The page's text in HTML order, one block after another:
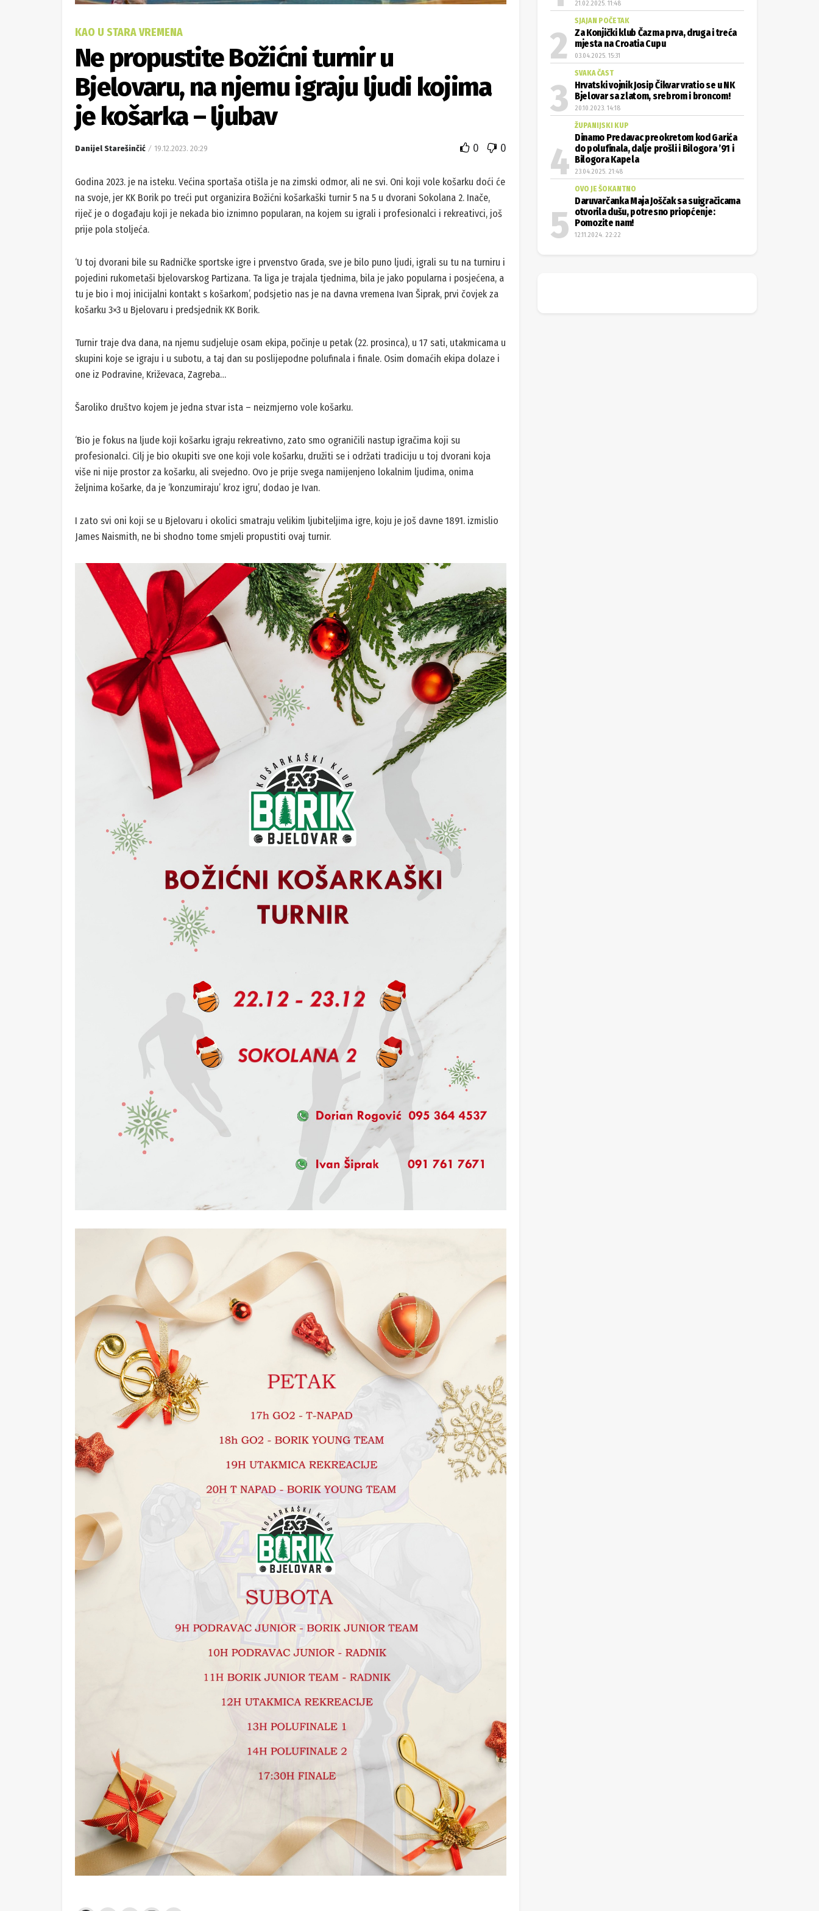
KAO U STARA VREMENA
Ne propustite Božićni turnir u
Bjelovaru, na njemu igraju ljudi kojima
je košarka – ljubav
Danijel Starešinčić 19.12.2023. 20:29 0 0
Godina 2023. je na isteku. Većina sportaša otišla je na zimski odmor, ali ne svi. Oni koji vole košarku doći će
na svoje, jer KK Borik po treći put organizira Božićni košarkaški turnir 5 na 5 u dvorani Sokolana 2. Inače,
riječ je o događaju koji je nekada bio iznimno popularan, na kojem su igrali i profesionalci i rekreativci, još
prije pola stoljeća.
‘U toj dvorani bile su Radničke sportske igre i prvenstvo Grada, sve je bilo puno ljudi, igrali su tu na turniru i
pojedini rukometaši bjelovarskog Partizana. Ta liga je trajala tjednima, bila je jako popularna i posjećena, a
tu je bio i moj inicijalni kontakt s košarkom’, podsjetio nas je na davna vremena Ivan Šiprak, prvi čovjek za
košarku 3×3 u Bjelovaru i predsjednik KK Borik.
Turnir traje dva dana, na njemu sudjeluje osam ekipa, počinje u petak (22. prosinca), u 17 sati, utakmicama u
skupini koje se igraju i u subotu, a taj dan su poslijepodne polufinala i finale. Osim domaćih ekipa dolaze i
one iz Podravine, Križevaca, Zagreba…
Šaroliko društvo kojem je jedna stvar ista – neizmjerno vole košarku.
‘Bio je fokus na ljude koji košarku igraju rekreativno, zato smo ograničili nastup igračima koji su
profesionalci. Cilj je bio okupiti sve one koji vole košarku, družiti se i održati tradiciju u toj dvorani koja
više ni nije prostor za košarku, ali svejedno. Ovo je prije svega namijenjeno lokalnim ljudima, onima
željnima košarke, da je ‘konzumiraju’ kroz igru’, dodao je Ivan.
I zato svi oni koji se u Bjelovaru i okolici smatraju velikim ljubiteljima igre, koju je još davne 1891. izmislio
James Naismith, ne bi shodno tome smjeli propustiti ovaj turnir.
21.02.2025. 11:48
SJAJAN POČETAK
Za Konjički klub Čazma prva, druga i treća
mjesta na Croatia Cupu
03.04.2025. 15:31
SVAKA ČAST
Hrvatski vojnik Josip Čikvar vratio se u NK
Bjelovar sa zlatom, srebrom i broncom!
20.10.2023. 14:18
ŽUPANIJSKI KUP
Dinamo Predavac preokretom kod Garića
do polufinala, dalje prošli i Bilogora ’91 i
Bilogora Kapela
23.04.2025. 21:48
OVO JE ŠOKANTNO
Daruvarčanka Maja Joščak sa suigračicama
otvorila dušu, potresno priopćenje:
Pomozite nam!
12.11.2024. 22:22